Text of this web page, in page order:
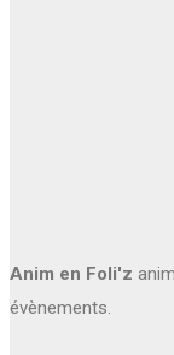
Anim en Foli'z
évènements.